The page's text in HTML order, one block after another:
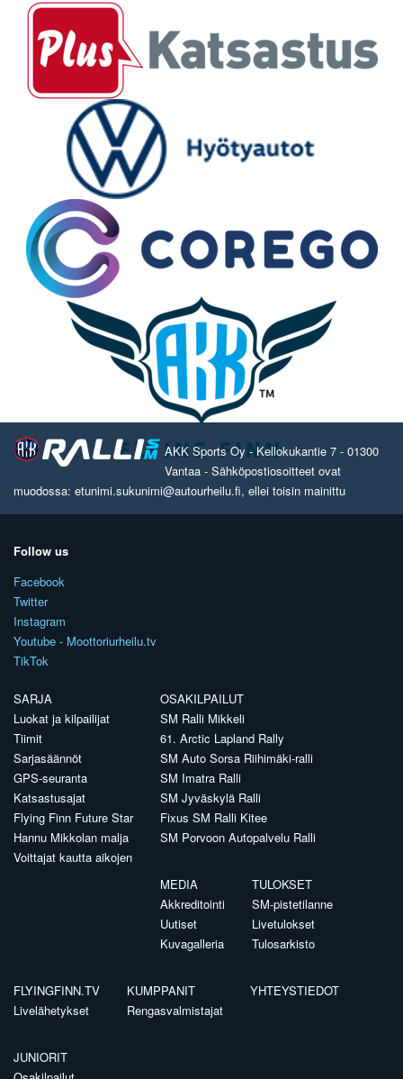
AKK Sports Oy - Kellokukantie 7 - 01300
Vantaa - Sähköpostiosoitteet ovat
muodossa: etunimi.sukunimi@autourheilu.fi, ellei toisin mainittu
Follow us
Facebook
Twitter
Instagram
Youtube - Moottoriurheilu.tv
TikTok
SARJA
Luokat ja kilpailijat
Tiimit
Sarjasäännöt
GPS-seuranta
Katsastusajat
Flying Finn Future Star
Hannu Mikkolan malja
Voittajat kautta aikojen
OSAKILPAILUT
SM Ralli Mikkeli
61. Arctic Lapland Rally
SM Auto Sorsa Riihimäki-ralli
SM Imatra Ralli
SM Jyväskylä Ralli
Fixus SM Ralli Kitee
SM Porvoon Autopalvelu Ralli
MEDIA
Akkreditointi
Uutiset
Kuvagalleria
TULOKSET
SM-pistetilanne
Livetulokset
Tulosarkisto
FLYINGFINN.TV
Livelähetykset
KUMPPANIT
Rengasvalmistajat
YHTEYSTIEDOT
JUNIORIT